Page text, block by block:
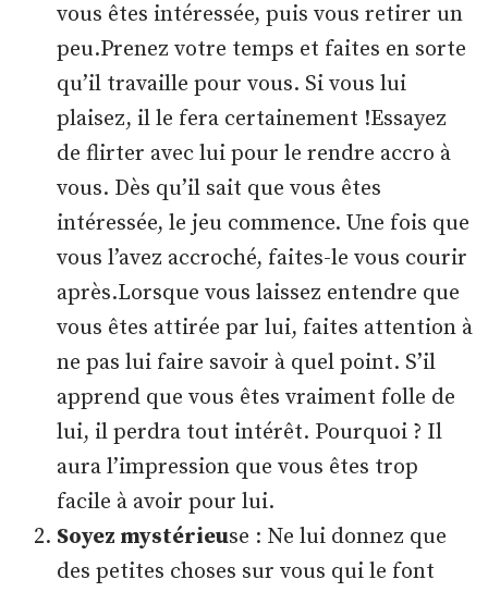
vous êtes intéressée, puis vous retirer un
peu.Prenez votre temps et faites en sorte
qu’il travaille pour vous. Si vous lui
plaisez, il le fera certainement !Essayez
de flirter avec lui pour le rendre accro à
vous. Dès qu’il sait que vous êtes
intéressée, le jeu commence. Une fois que
vous l’avez accroché, faites-le vous courir
après.Lorsque vous laissez entendre que
vous êtes attirée par lui, faites attention à
ne pas lui faire savoir à quel point. S’il
apprend que vous êtes vraiment folle de
lui, il perdra tout intérêt. Pourquoi ? Il
aura l’impression que vous êtes trop
facile à avoir pour lui.
Soyez mystérieuse : Ne lui donnez que
des petites choses sur vous qui le font